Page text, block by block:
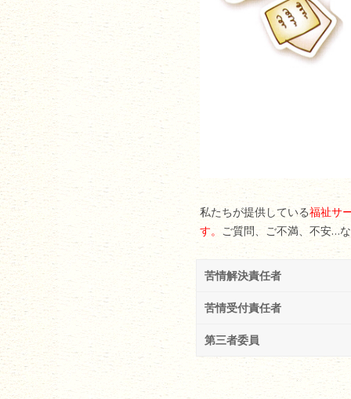
私たちが提供している福祉サ
す。
ご質問、ご不満、不安…
苦情解決責任者
苦情受付責任者
第三者委員